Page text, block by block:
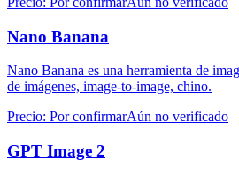
Nano Banana
Nano Banana es una herramienta de
de imágenes, image-to-image, chino.
Precio: Por confirmarAún no verificado
GPT Image 2